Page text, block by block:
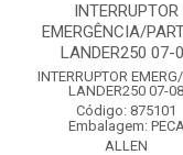
INTERRUPTOR
EMERGÊNCIA/
LANDER250 07-
INTERRUPTOR
LANDER250 07-08
Código: 875101
Embalagem:
ALLEN